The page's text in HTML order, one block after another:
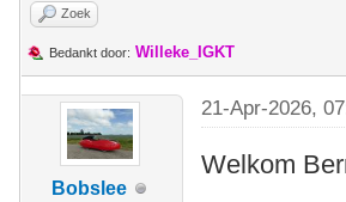
Zoek
Bedankt door: Willeke_IGKT
Bobslee
21-Apr-2026,
Welkom